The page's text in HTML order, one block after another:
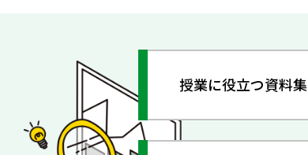
授業に役立つ資料集